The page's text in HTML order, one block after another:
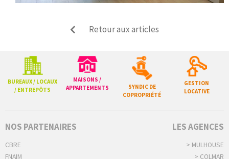
Retour aux articles
BUREAUX / LOCAUX
/ ENTREPÔTS
MAISONS /
APPARTEMENTS
SYNDIC DE
COPROPRIÉTÉ
GESTION
LOCATIVE
NOS PARTENAIRES
CBRE
FNAIM
LES AGENCES
> MULHOUSE
> COLMAR